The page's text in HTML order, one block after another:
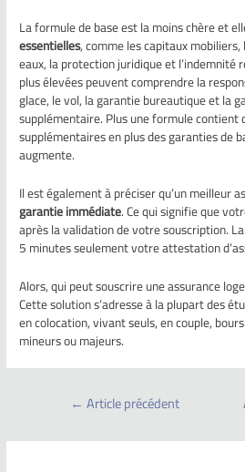
La formule de base est la moins chère et
essentielles, comme les capitaux mobiliers,
eaux, la protection juridique et l’indemnité
plus élevées peuvent comprendre la
glace, le vol, la garantie bureautique et la
supplémentaire. Plus une formule contient
supplémentaires en plus des garanties de
augmente.
Il est également à préciser qu’un meilleur
garantie immédiate. Ce qui signifie que
après la validation de votre souscription.
5 minutes seulement votre attestation
Alors, qui peut souscrire une assurance
Cette solution s’adresse à la plupart des
en colocation, vivant seuls, en couple,
mineurs ou majeurs.
← Article précédent